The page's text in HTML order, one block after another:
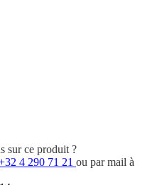
sur ce produit ?
4 290 71 21 ou par mail à